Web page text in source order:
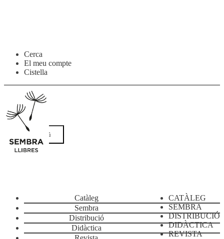
Salta
navegació
contingut
Cerca
El meu compte
Cistella
Menú
CATÀLEG
SEMBRA
DISTRIBUCIÓ
DIDÀCTICA
REVISTA
Catàleg
Sembra
Distribució
Didàctica